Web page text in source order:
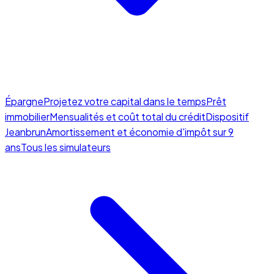
ÉpargneProjetez votre capital dans le tempsPrêt
immobilierMensualités et coût total du créditDispositif
JeanbrunAmortissement et économie d'impôt sur 9
ansTous les simulateurs